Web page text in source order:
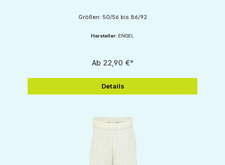
Größen: 50/56 bis 86/92
Hersteller: ENGEL
Ab 22,90 €*
Details